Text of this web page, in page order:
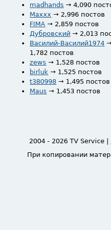
madhands → 4,090
Maxxx → 2,996 постов
FIMA → 2,859 постов
Дубровский → 2,013
Василий-Василий1974
1,782 постов
zews → 1,528 постов
birluk → 1,525 постов
t380998 → 1,495 постов
Maus → 1,453 постов
2004 - 2026 TV Service |
При копировании